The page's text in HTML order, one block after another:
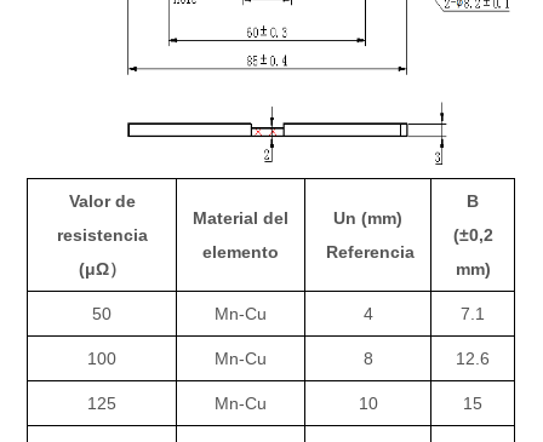
Valor de
resistencia
(μΩ）
Material del
elemento
Un (mm)
Referencia
B
(±0,2
mm)
50 Mn-Cu 4 7.1
100 Mn-Cu 8 12.6
125 Mn-Cu 10 15